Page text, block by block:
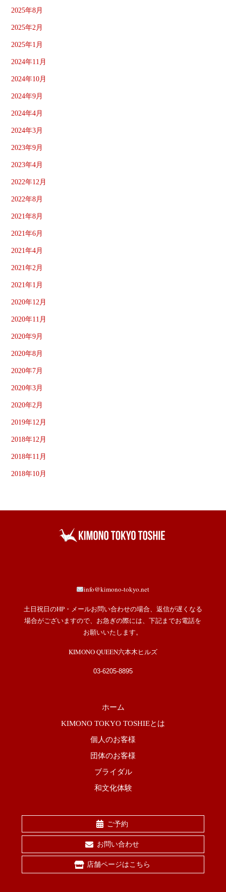
2025年8月
2025年2月
2025年1月
2024年11月
2024年10月
2024年9月
2024年4月
2024年3月
2023年9月
2023年4月
2022年12月
2022年8月
2021年8月
2021年6月
2021年4月
2021年2月
2021年1月
2020年12月
2020年11月
2020年9月
2020年8月
2020年7月
2020年3月
2020年2月
2019年12月
2018年12月
2018年11月
2018年10月
info@kimono-tokyo.net
土日祝日のHP・メールお問い合わせの場合、返信が遅くなる
場合がございますので、お急ぎの際には、下記までお電話を
お願いいたします。
KIMONO QUEEN六本木ヒルズ
03-6205-8895
ホーム
KIMONO TOKYO TOSHIEとは
個人のお客様
団体のお客様
ブライダル
和文化体験
ご予約
お問い合わせ
店舗ページはこちら